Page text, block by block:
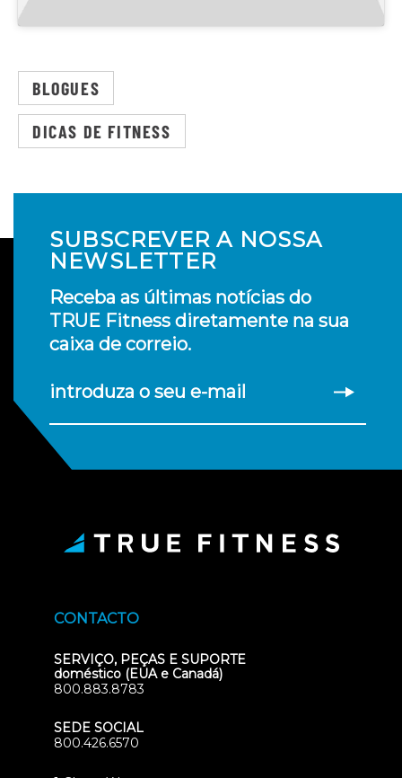
BLOGUES
DICAS DE FITNESS
SUBSCREVER A NOSSA
NEWSLETTER
Receba as últimas notícias do
TRUE Fitness diretamente na sua
caixa de correio.
introduza o seu e-mail
CONTACTO
SERVIÇO, PEÇAS E SUPORTE
doméstico (EUA e Canadá)
800.883.8783
SEDE SOCIAL
800.426.6570